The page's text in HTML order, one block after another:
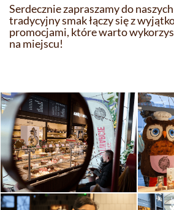
Serdecznie zapraszamy do
tradycyjny smak łączy się z
promocjami, które warto
na miejscu!